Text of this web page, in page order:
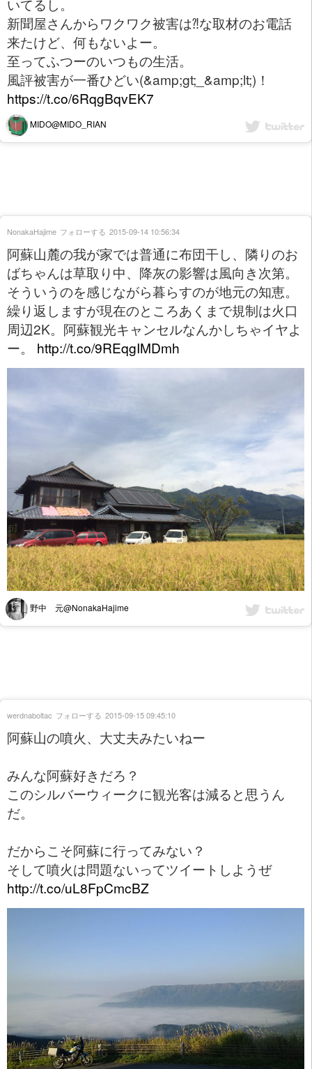
いてるし。
新聞屋さんからワクワク被害は⁈な取材のお電話
来たけど、何もないよー。
至ってふつーのいつもの生活。
風評被害が一番ひどい(&amp;gt;_&amp;lt;)！
https://t.co/6RqgBqvEK7
MIDO@MIDO_RIAN
阿蘇山麓の我が家では普通に布団干し、隣りのお
ばちゃんは草取り中、降灰の影響は風向き次第。
そういうのを感じながら暮らすのが地元の知恵。
繰り返しますが現在のところあくまで規制は火口
周辺2K。阿蘇観光キャンセルなんかしちゃイヤよ
ー。 http://t.co/9REqgIMDmh
野中 元@NonakaHajime
NonakaHajime フォローする 2015-09-14 10:56:34
阿蘇山の噴火、大丈夫みたいねー
みんな阿蘇好きだろ？
このシルバーウィークに観光客は減ると思うん
だ。
だからこそ阿蘇に行ってみない？
そして噴火は問題ないってツイートしようぜ
http://t.co/uL8FpCmcBZ
werdnaboltac フォローする 2015-09-15 09:45:10